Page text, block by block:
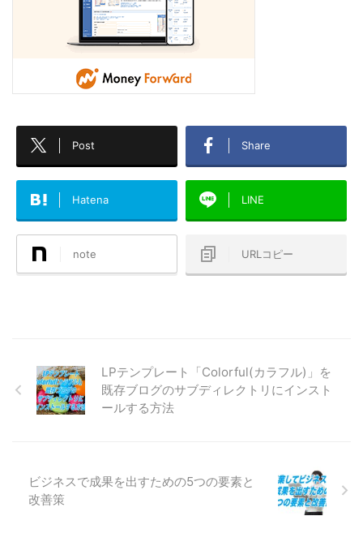
Post Share
Hatena LINE
note URLコピー
LPテンプレート「Colorful(カラフル)」を
既存ブログのサブディレクトリにインスト
ールする方法
ビジネスで成果を出すための5つの要素と
改善策